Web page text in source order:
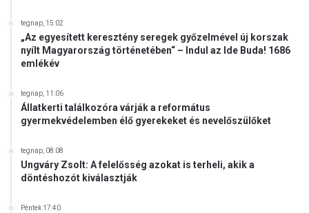
tegnap, 15:02
„Az egyesített keresztény seregek győzelmével új korszak
nyílt Magyarország történetében“ – Indul az Ide Buda! 1686
emlékév
tegnap, 11:06
Állatkerti találkozóra várják a református
gyermekvédelemben élő gyerekeket és nevelőszülőket
tegnap, 08:08
Ungváry Zsolt: A felelősség azokat is terheli, akik a
döntéshozót kiválasztják
Péntek 17:40